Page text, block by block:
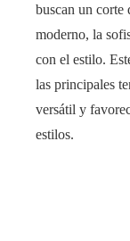
buscan un corte
moderno, la
con el estilo.
las principales
versátil y
estilos.